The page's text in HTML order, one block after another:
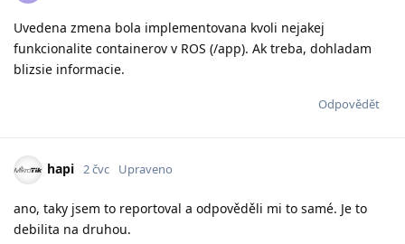
Uvedena zmena bola implementovana kvoli nejakej
funkcionalite containerov v ROS (/app). Ak treba, dohladam
blizsie informacie.
Odpovědět
hapi 2 čvc Upraveno
ano, taky jsem to reportoval a odpověděli mi to samé. Je to
debilita na druhou.